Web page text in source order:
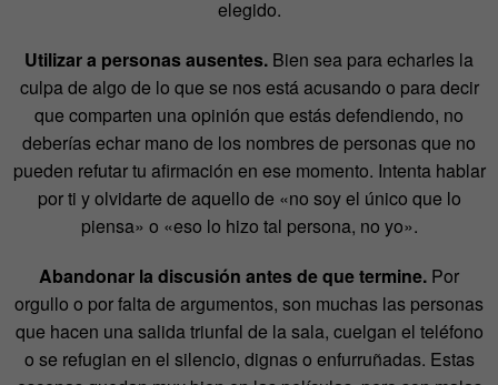
elegido.
Utilizar a personas ausentes. Bien sea para echarles la
culpa de algo de lo que se nos está acusando o para decir
que comparten una opinión que estás defendiendo, no
deberías echar mano de los nombres de personas que no
pueden refutar tu afirmación en ese momento. Intenta hablar
por ti y olvidarte de aquello de «no soy el único que lo
piensa» o «eso lo hizo tal persona, no yo».
Abandonar la discusión antes de que termine. Por
orgullo o por falta de argumentos, son muchas las personas
que hacen una salida triunfal de la sala, cuelgan el teléfono
o se refugian en el silencio, dignas o enfurruñadas. Estas